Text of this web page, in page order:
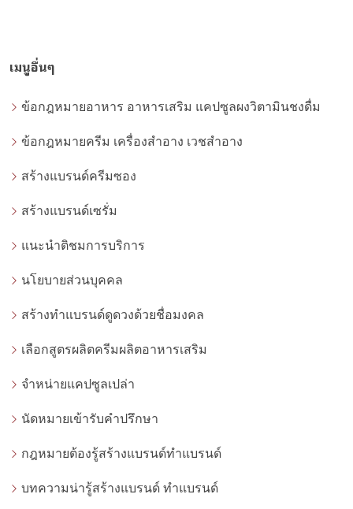
เมนูอื่นๆ
ข้อกฎหมายอาหาร อาหารเสริม แคปซูลผงวิตามินชงดื่ม
ข้อกฎหมายครีม เครื่องสำอาง เวชสำอาง
สร้างแบรนด์ครีมซอง
สร้างแบรนด์เซรั่ม
แนะนำติชมการบริการ
นโยบายส่วนบุคคล
สร้างทำแบรนด์ดูดวงด้วยชื่อมงคล
เลือกสูตรผลิตครีมผลิตอาหารเสริม
จำหน่ายแคปซูลเปล่า
นัดหมายเข้ารับคำปรึกษา
กฎหมายต้องรู้สร้างแบรนด์ทำแบรนด์
บทความน่ารู้สร้างแบรนด์ ทำแบรนด์